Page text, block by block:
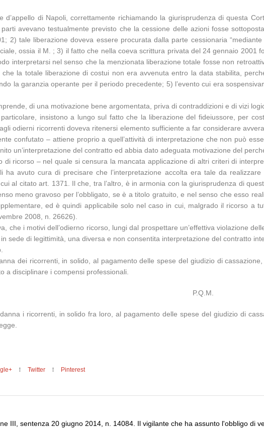
d’appello di Napoli, correttamente richiamando la giurisprudenza di questa
avevano testualmente previsto che la cessione delle azioni fosse
2) tale liberazione doveva essere procurata dalla parte cessionaria
ossia il M. ; 3) il fatto che nella coeva scrittura privata del 24 gennaio 2001
interpretarsi nel senso che la menzionata liberazione totale fosse non
la totale liberazione di costui non era avvenuta entro la data stabilita,
la garanzia operante per il periodo precedente; 5) l’evento cui era
di una motivazione bene argomentata, priva di contraddizioni e di vizi
insistono a lungo sul fatto che la liberazione del fideiussore, per
odierni ricorrenti doveva ritenersi elemento sufficiente a far considerare
confutato – attiene proprio a quell’attività di interpretazione che non può
un’interpretazione del contratto ed abbia dato adeguata motivazione del
di ricorso – nel quale si censura la mancata applicazione di altri criteri di
ha avuto cura di precisare che l’interpretazione accolta era tale da
al citato art. 1371. Il che, tra l’altro, è in armonia con la giurisprudenza di
meno gravoso per l’obbligato, se è a titolo gratuito, e nel senso che esso
ed è quindi applicabile solo nel caso in cui, malgrado il ricorso a
2008, n. 26626).
che i motivi dell’odierno ricorso, lungi dal prospettare un’effettiva violazione
sede di legittimità, una diversa e non consentita interpretazione del contratto
dei ricorrenti, in solido, al pagamento delle spese del giudizio di
a disciplinare i compensi professionali.
P.Q.M.
i ricorrenti, in solido fra loro, al pagamento delle spese del giudizio di
Twitter Pinterest
III, sentenza 20 giugno 2014, n. 14084. Il vigilante che ha assunto l'obbligo di